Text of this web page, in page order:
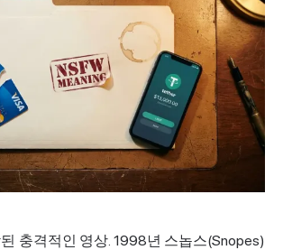
충격적인 영상. 1998년 스놉스(Snopes)